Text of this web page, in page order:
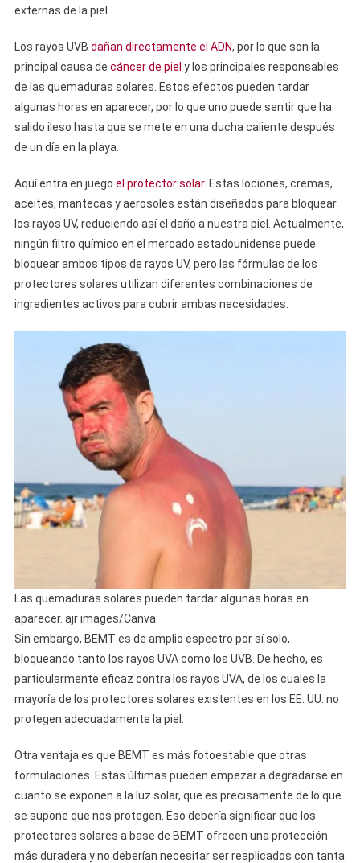
externas de la piel.
Los rayos UVB dañan directamente el ADN, por lo que son la
principal causa de cáncer de piel y los principales responsables
de las quemaduras solares. Estos efectos pueden tardar
algunas horas en aparecer, por lo que uno puede sentir que ha
salido ileso hasta que se mete en una ducha caliente después
de un día en la playa.
Aquí entra en juego el protector solar. Estas lociones, cremas,
aceites, mantecas y aerosoles están diseñados para bloquear
los rayos UV, reduciendo así el daño a nuestra piel. Actualmente,
ningún filtro químico en el mercado estadounidense puede
bloquear ambos tipos de rayos UV, pero las fórmulas de los
protectores solares utilizan diferentes combinaciones de
ingredientes activos para cubrir ambas necesidades.
Las quemaduras solares pueden tardar algunas horas en
aparecer. ajr images/Canva.
Sin embargo, BEMT es de amplio espectro por sí solo,
bloqueando tanto los rayos UVA como los UVB. De hecho, es
particularmente eficaz contra los rayos UVA, de los cuales la
mayoría de los protectores solares existentes en los EE. UU. no
protegen adecuadamente la piel.
Otra ventaja es que BEMT es más fotoestable que otras
formulaciones. Estas últimas pueden empezar a degradarse en
cuanto se exponen a la luz solar, que es precisamente de lo que
se supone que nos protegen. Eso debería significar que los
protectores solares a base de BEMT ofrecen una protección
más duradera y no deberían necesitar ser reaplicados con tanta